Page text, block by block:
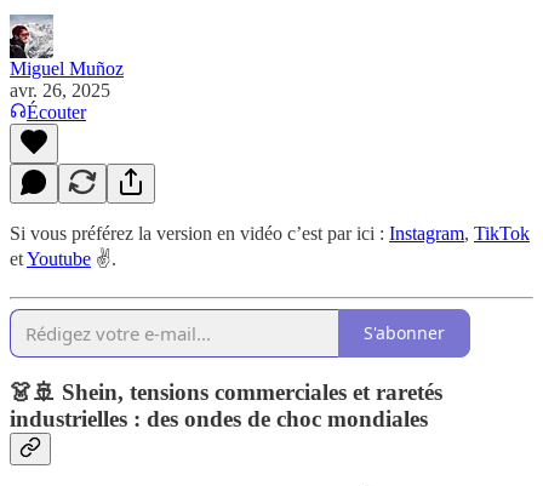
Miguel Muñoz
avr. 26, 2025
Écouter
Si vous préférez la version en vidéo c’est par ici : Instagram, TikTok
etYoutube ✌️.
S'abonner
👗🚢 Shein, tensions commerciales et raretés
industrielles : des ondes de choc mondiales